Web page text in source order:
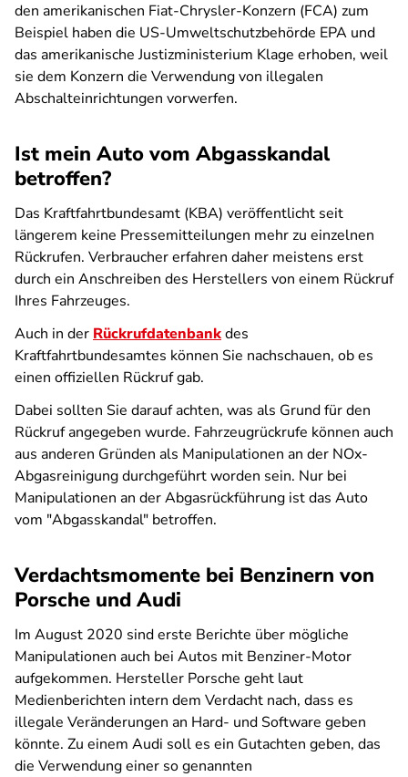
den amerikanischen Fiat-Chrysler-Konzern (FCA) zum
Beispiel haben die US-Umweltschutzbehörde EPA und
das amerikanische Justizministerium Klage erhoben, weil
sie dem Konzern die Verwendung von illegalen
Abschalteinrichtungen vorwerfen.
Ist mein Auto vom Abgasskandal
betroffen?
Das Kraftfahrtbundesamt (KBA) veröffentlicht seit
längerem keine Pressemitteilungen mehr zu einzelnen
Rückrufen. Verbraucher erfahren daher meistens erst
durch ein Anschreiben des Herstellers von einem Rückruf
Ihres Fahrzeuges.
Auch in der Rückrufdatenbankdes
Kraftfahrtbundesamtes können Sie nachschauen, ob es
einen offiziellen Rückruf gab.
Dabei sollten Sie darauf achten, was als Grund für den
Rückruf angegeben wurde. Fahrzeugrückrufe können auch
aus anderen Gründen als Manipulationen an der NOx-
Abgasreinigung durchgeführt worden sein. Nur bei
Manipulationen an der Abgasrückführung ist das Auto
vom "Abgasskandal" betroffen.
Verdachtsmomente bei Benzinern von
Porsche und Audi
Im August 2020 sind erste Berichte über mögliche
Manipulationen auch bei Autos mit Benziner-Motor
aufgekommen. Hersteller Porsche geht laut
Medienberichten intern dem Verdacht nach, dass es
illegale Veränderungen an Hard- und Software geben
könnte. Zu einem Audi soll es ein Gutachten geben, das
die Verwendung einer so genannten